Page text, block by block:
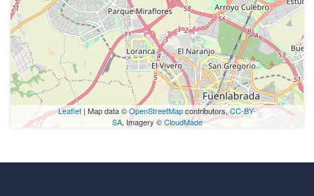
Leaflet | Map data ©OpenStreetMapcontributors,CC-BY-
SA, Imagery ©CloudMade